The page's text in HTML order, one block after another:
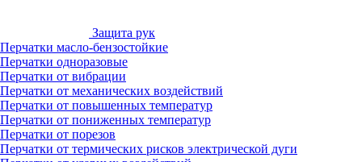
Защита рук
Перчатки масло-бензостойкие
Перчатки одноразовые
Перчатки от вибрации
Перчатки от механических воздействий
Перчатки от повышенных температур
Перчатки от пониженных температур
Перчатки от порезов
Перчатки от термических рисков электрической дуги